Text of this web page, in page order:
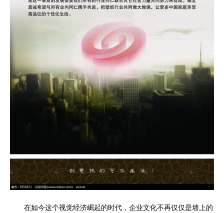
在如今这个视觉经济崛起的时代，企业文化不再仅仅是墙上的